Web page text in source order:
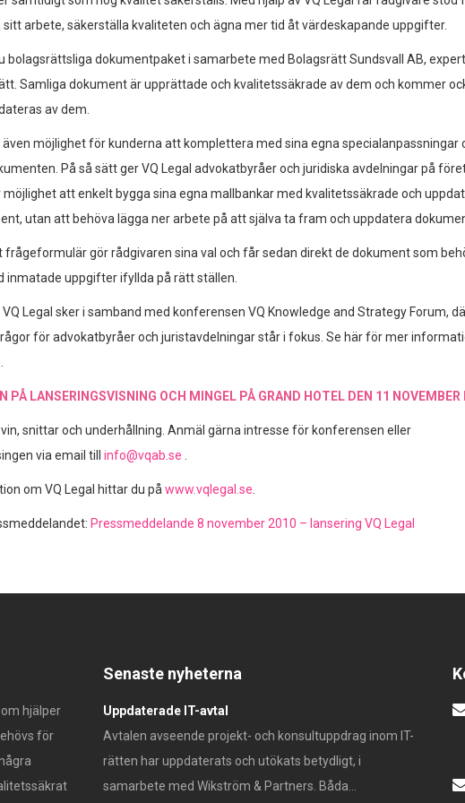
arbete, säkerställa kvaliteten och ägna mer tid åt värdeskapande uppgifter.
bolagsrättsliga dokumentpaket i samarbete med Bolagsrätt Sundsvall AB,
Samliga dokument är upprättade och kvalitetssäkrade av dem och kommer
av dem.
även möjlighet för kunderna att komplettera med sina egna specialanpassningar
På så sätt ger VQ Legal advokatbyråer och juridiska avdelningar på
att enkelt bygga sina egna mallbankar med kvalitetssäkrade och
utan att behöva lägga ner arbete på att själva ta fram och uppdatera
frågeformulär gör rådgivaren sina val och får sedan direkt de dokument som
inmatade uppgifter ifyllda på rätt ställen.
VQ Legal sker i samband med konferensen VQ Knowledge and Strategy Forum,
för advokatbyråer och juristavdelningar står i fokus. Se här för mer
PÅ LANSERINGSVISNING OCH MINGEL PÅ GRAND HOTEL DEN 11 NOVEMBER
vin, snittar och underhållning. Anmäl gärna intresse för konferensen eller
via email till info@vqab.se
om VQ Legal hittar du på www.vqlegal.se
Pressmeddelande 8 november 2010 – lansering VQ Legal
hjälper
för
Senaste nyheterna
Uppdaterade IT-avtal
Avtalen avseende projekt- och konsultuppdrag inom IT-
rätten har uppdaterats och utökats betydligt, i
samarbete med Wikström & Partners. Båda...